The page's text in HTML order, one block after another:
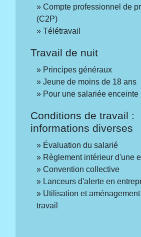
Compte professionnel de
(C2P)
Télétravail
Travail de nuit
Principes généraux
Jeune de moins de 18 ans
Pour une salariée enceinte
Conditions de travail :
informations diverses
Évaluation du salarié
Règlement intérieur d'une
Convention collective
Lanceurs d'alerte en
Utilisation et
travail